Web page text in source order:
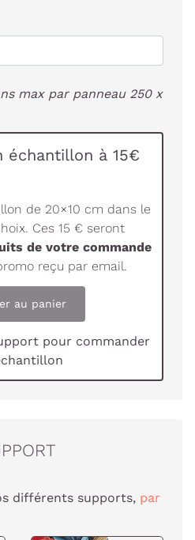
max par panneau 250 x
échantillon à 15€
de 20×10 cm dans le
Ces 15 € seront
de votre commande
reçu par email.
au panier
pour commander
différents supports, par